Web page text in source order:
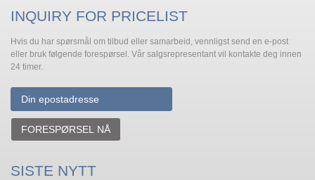
INQUIRY FOR PRICELIST
Hvis du har spørsmål om tilbud eller samarbeid, vennligst send en e-post
eller bruk følgende forespørsel. Vår salgsrepresentant vil kontakte deg innen
24 timer.
FORESPØRSEL NÅ
SISTE NYTT